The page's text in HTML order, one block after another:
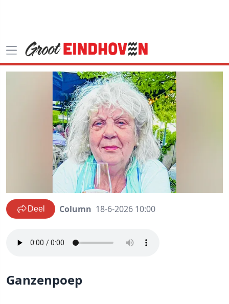
Deel Column 18-6-2026 10:00
Ganzenpoep